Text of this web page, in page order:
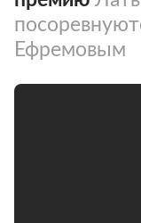
Ефремовым